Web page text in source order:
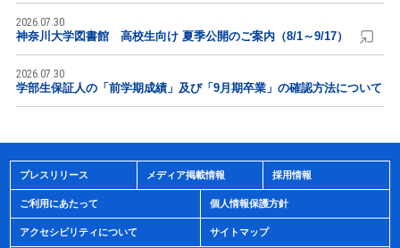
2026.07.30
神奈川大学図書館 高校生向け 夏季公開のご案内（8/1～9/17）
2026.07.30
学部生保証人の「前学期成績」及び「9月期卒業」の確認方法について
プレスリリース メディア掲載情報 採用情報
ご利用にあたって 個人情報保護方針
アクセシビリティについて サイトマップ